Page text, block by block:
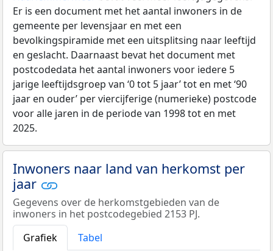
Er is een document met het aantal inwoners in de
gemeente per levensjaar en met een
bevolkingspiramide met een uitsplitsing naar leeftijd
en geslacht. Daarnaast bevat het document met
postcodedata het aantal inwoners voor iedere 5
jarige leeftijdsgroep van ‘0 tot 5 jaar’ tot en met ‘90
jaar en ouder’ per viercijferige (numerieke) postcode
voor alle jaren in de periode van 1998 tot en met
2025.
Inwoners naar land van herkomst per
jaar
Gegevens over de herkomstgebieden van de
inwoners in het postcodegebied 2153 PJ.
Grafiek
Tabel